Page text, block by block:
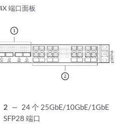
端口面板
2 — 24 个 25GbE/10GbE/1GbE
SFP28 端口